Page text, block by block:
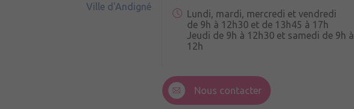
Ville d'Andigné
Lundi, mardi, mercredi et vendredi
de 9h à 12h30 et de 13h45 à 17h
Jeudi de 9h à 12h30 et samedi de 9h à
12h
Nous contacter